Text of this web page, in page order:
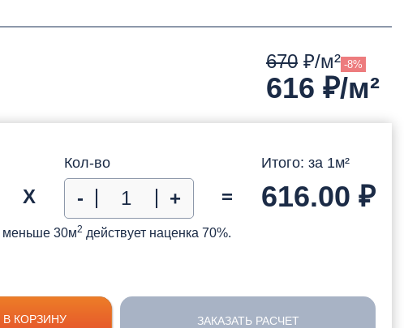
670 ₽/м² -8%
616 ₽/м²
Х
Кол-во
- + =
Итого: за 1м²
616.00 ₽
меньше 30м2 действует наценка 70%.
КОРЗИНУ ЗАКАЗАТЬ РАСЧЕТ